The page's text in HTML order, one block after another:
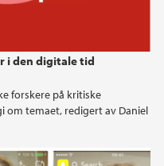
i den digitale tid
forskere på kritiske
temaet, redigert av Daniel